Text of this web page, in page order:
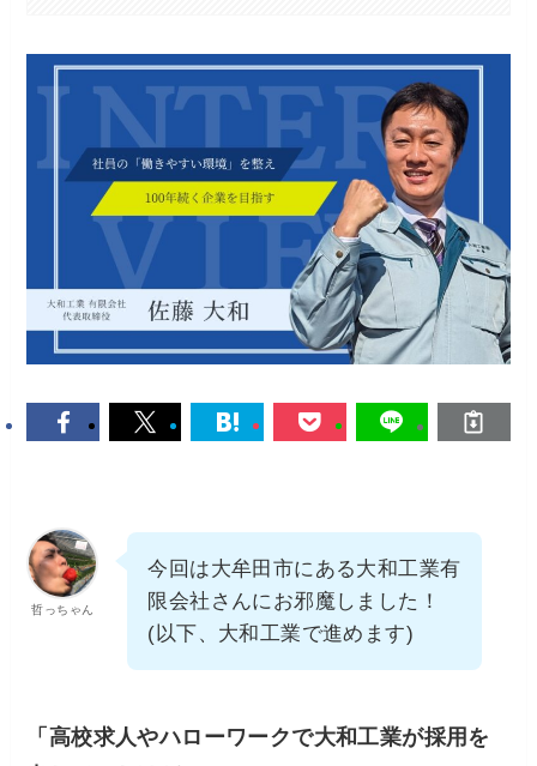
哲っちゃん
今回は大牟田市にある大和工業有
限会社さんにお邪魔しました！
(以下、大和工業で進めます)
「高校求人やハローワークで大和工業が採用を